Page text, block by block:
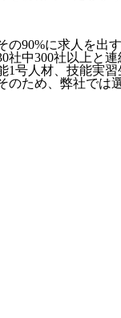
の90%に求人を出
中300社以上と
号人材、技能実
ため、弊社では